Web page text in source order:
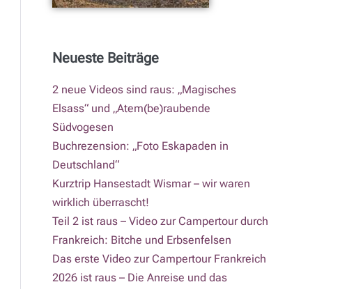
Neueste Beiträge
2 neue Videos sind raus: „Magisches
Elsass“ und „Atem(be)raubende
Südvogesen
Buchrezension: „Foto Eskapaden in
Deutschland“
Kurztrip Hansestadt Wismar – wir waren
wirklich überrascht!
Teil 2 ist raus – Video zur Campertour durch
Frankreich: Bitche und Erbsenfelsen
Das erste Video zur Campertour Frankreich
2026 ist raus – Die Anreise und das